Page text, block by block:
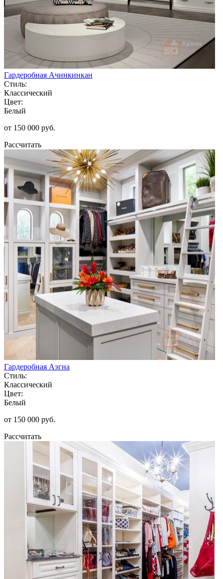
Гардеробная Ачинкинкан
Стиль:
Классический
Цвет:
Белый
от 150 000 руб.
Рассчитать
Гардеробная Аэгна
Стиль:
Классический
Цвет:
Белый
от 150 000 руб.
Рассчитать